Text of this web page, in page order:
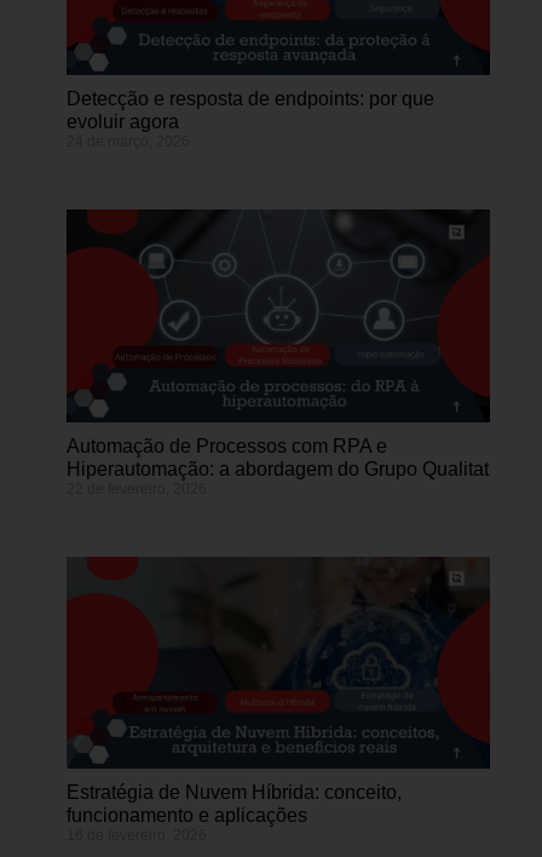
Detecção e resposta de endpoints: por que
evoluir agora
Automação de Processos com RPA e
Hiperautomação: a abordagem do Grupo Qualitat
Estratégia de Nuvem Híbrida: conceito,
funcionamento e aplicações